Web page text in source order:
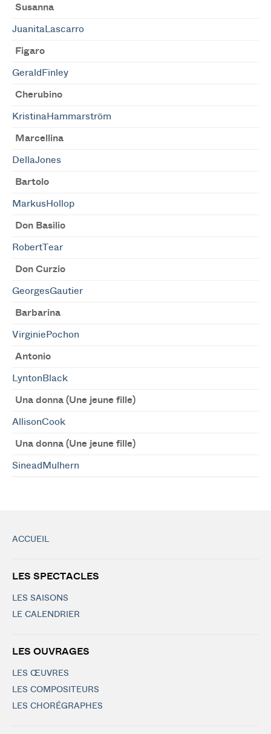
Susanna
JuanitaLascarro
Figaro
GeraldFinley
Cherubino
KristinaHammarström
Marcellina
DellaJones
Bartolo
MarkusHollop
Don Basilio
RobertTear
Don Curzio
GeorgesGautier
Barbarina
VirginiePochon
Antonio
LyntonBlack
Una donna (Une jeune fille)
AllisonCook
Una donna (Une jeune fille)
SineadMulhern
ACCUEIL
LES SPECTACLES
LES SAISONS
LE CALENDRIER
LES OUVRAGES
LES ŒUVRES
LES COMPOSITEURS
LES CHORÉGRAPHES